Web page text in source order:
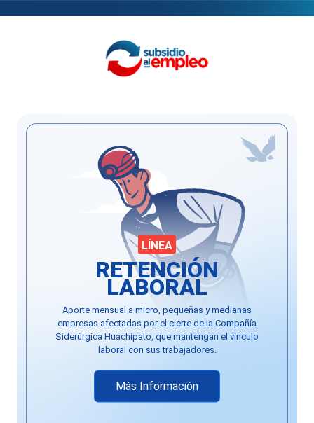
LÍNEA
RETENCIÓN
LABORAL
Aporte mensual a micro, pequeñas y medianas
empresas afectadas por el cierre de la Compañía
Siderúrgica Huachipato, que mantengan el vínculo
laboral con sus trabajadores.
Más Información